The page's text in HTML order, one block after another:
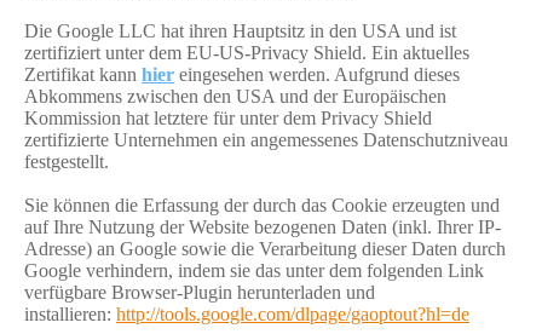
Die Google LLC hat ihren Hauptsitz in den USA und ist
zertifiziert unter dem EU-US-Privacy Shield. Ein aktuelles
Zertifikat kann hier eingesehen werden. Aufgrund dieses
Abkommens zwischen den USA und der Europäischen
Kommission hat letztere für unter dem Privacy Shield
zertifizierte Unternehmen ein angemessenes Datenschutzniveau
festgestellt.
Sie können die Erfassung der durch das Cookie erzeugten und
auf Ihre Nutzung der Website bezogenen Daten (inkl. Ihrer IP-
Adresse) an Google sowie die Verarbeitung dieser Daten durch
Google verhindern, indem sie das unter dem folgenden Link
verfügbare Browser-Plugin herunterladen und
installieren: http://tools.google.com/dlpage/gaoptout?hl=de